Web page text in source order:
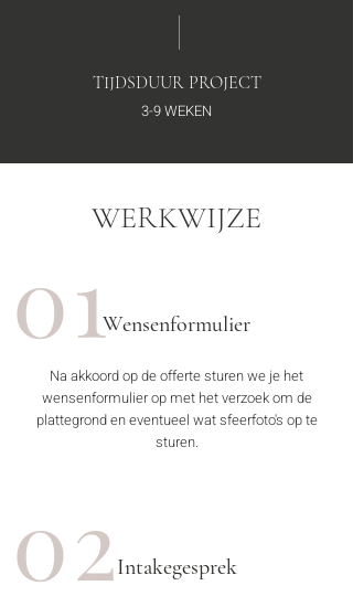
TIJDSDUUR PROJECT
3-9WEKEN
WERKWIJZE
01Wensenformulier
Na akkoord op de offerte sturen we je het
wensenformulier op met het verzoek om de
plattegrond en eventueel wat sfeerfoto's op te
sturen.
02Intakegesprek